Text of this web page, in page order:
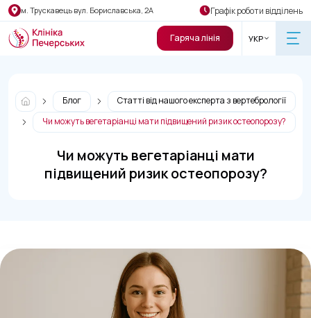
м. Трускавець вул. Бориславська, 2А Графік роботи відділень
Гаряча лінія УКР
Блог
Статті від нашого експерта з вертебрології
Чи можуть вегетаріанці мати підвищений ризик остеопорозу?
Чи можуть вегетаріанці мати
підвищений ризик остеопорозу?